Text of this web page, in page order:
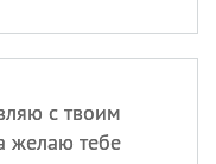
с твоим
желаю тебе